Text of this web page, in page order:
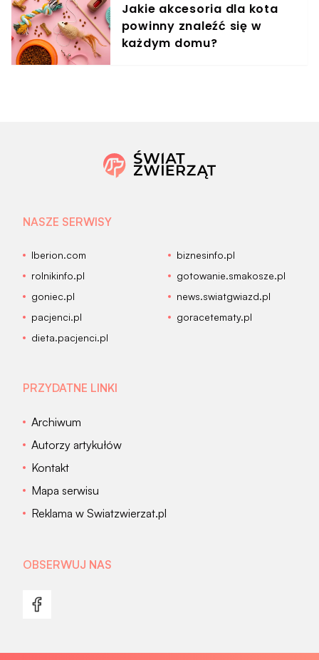
Jakie akcesoria dla kota
powinny znaleźć się w
każdym domu?
NASZE SERWISY
Iberion.com
biznesinfo.pl
rolnikinfo.pl
gotowanie.smakosze.pl
goniec.pl
news.swiatgwiazd.pl
pacjenci.pl
goracetematy.pl
dieta.pacjenci.pl
PRZYDATNE LINKI
Archiwum
Autorzy artykułów
Kontakt
Mapa serwisu
Reklama w Swiatzwierzat.pl
OBSERWUJ NAS